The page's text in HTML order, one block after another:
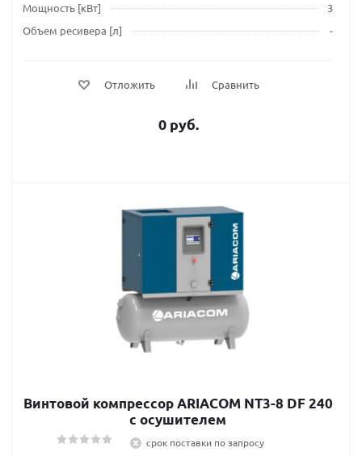
Мощность [кВт]
3
Объем ресивера [л]
-
Отложить Сравнить
0 руб.
Винтовой компрессор ARIACOM NT3-8 DF 240
c осушителем
срок поставки по запросу